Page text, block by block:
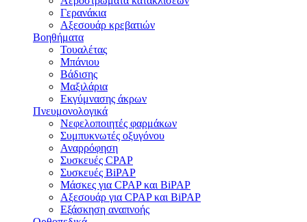
Γερανάκια
Αξεσουάρ κρεβατιών
Βοηθήματα
Τουαλέτας
Μπάνιου
Βάδισης
Μαξιλάρια
Εκγύμνασης άκρων
Πνευμονολογικά
Νεφελοποιητές φαρμάκων
Συμπυκνωτές οξυγόνου
Αναρρόφηση
Συσκευές CPAP
Συσκευές BiPAP
Μάσκες για CPAP και BiPAP
Αξεσουάρ για CPAP και BiPAP
Εξάσκηση αναπνοής